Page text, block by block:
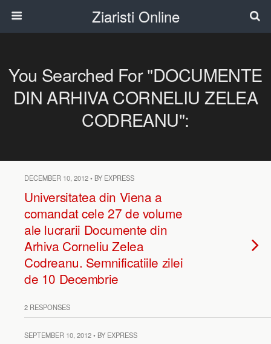
Ziaristi Online
You Searched For "DOCUMENTE
DIN ARHIVA CORNELIU ZELEA
CODREANU":
DECEMBER 10, 2012 • BY EXPRESS
Universitatea din Viena a
comandat cele 27 de volume
ale lucrarii Documente din
Arhiva Corneliu Zelea
Codreanu. Semnificatiile zilei
de 10 Decembrie
2 RESPONSES
SEPTEMBER 10, 2012 • BY EXPRESS